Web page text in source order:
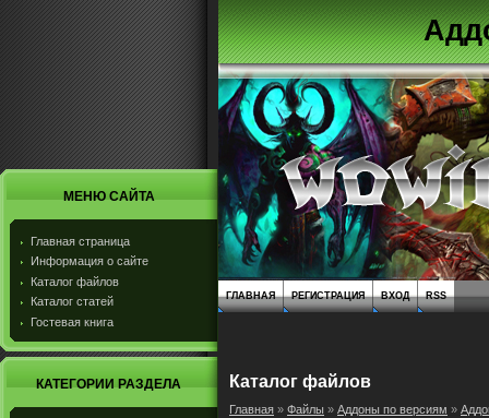
МЕНЮ САЙТА
Главная страница
Информация о сайте
Каталог файлов
Каталог статей
Гостевая книга
КАТЕГОРИИ РАЗДЕЛА
ГЛАВНАЯ РЕГИСТРАЦИЯ ВХОД RSS
Каталог файлов
Главная » Файлы » Аддоны по версиям »